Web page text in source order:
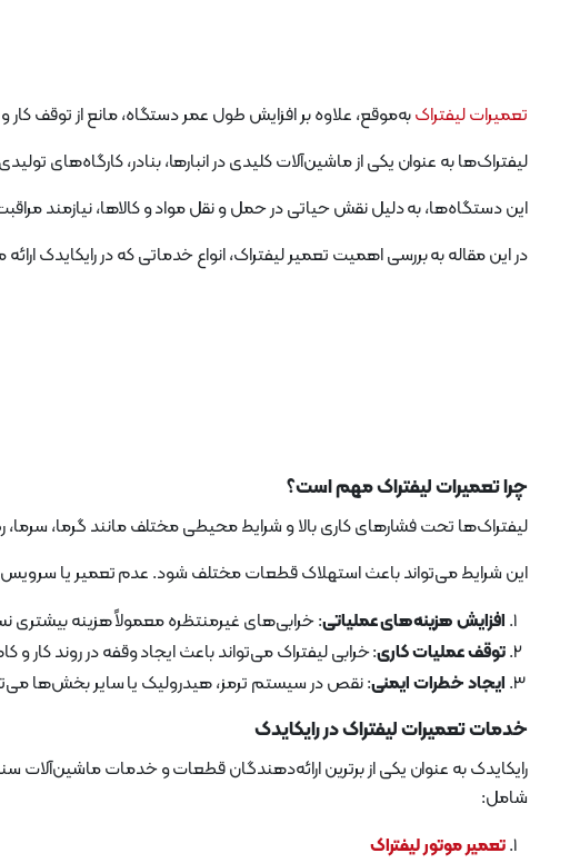
تعمیرات لیفتراکبه‌موقع، علاوه بر افزایش طول عمر دستگاه، مانع از توقف
لیفتراک‌ها به عنوان یکی از ماشین‌آلات کلیدی در انبارها، بنادر، کارگاه‌های
این دستگاه‌ها، به دلیل نقش حیاتی در حمل و نقل مواد و کالاها، نیازمند
در این مقاله به بررسی اهمیت تعمیر لیفتراک، انواع خدماتی که در رایکایدک
چرا تعمیرات لیفتراک مهم است؟
لیفتراک‌ها تحت فشارهای کاری بالا و شرایط محیطی مختلف مانند گرما،
این شرایط می‌تواند باعث استهلاک قطعات مختلف شود. عدم تعمیر یا سرویس
افزایش هزینه‌های عملیاتی: خرابی‌های غیرمنتظره معمولاً هزینه بیشتری
توقف عملیات کاری: خرابی لیفتراک می‌تواند باعث ایجاد وقفه در روند کار
ایجاد خطرات ایمنی: نقص در سیستم ترمز، هیدرولیک یا سایر بخش‌ها
خدمات تعمیرات لیفتراک در رایکایدک
رایکایدک به عنوان یکی از برترین ارائه‌دهندگان قطعات و خدمات
شامل:
تعمیر موتور لیفتراک